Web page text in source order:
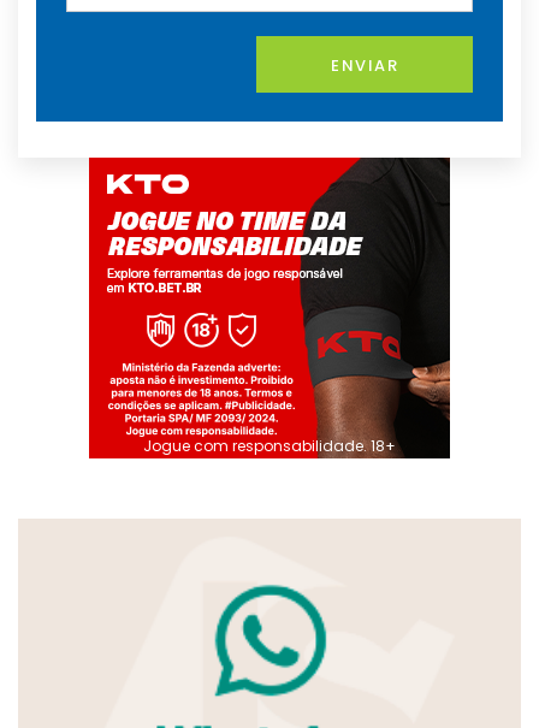
ENVIAR
Jogue com responsabilidade. 18+